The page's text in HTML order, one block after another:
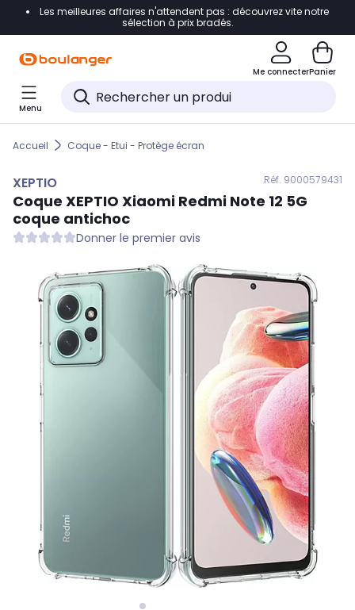
Accéder directement à la navigation
Accéder directement au pied de page
Accéder directement au chatbot
Les meilleures affaires n'attendent pas : découvrez vite notre
sélection à prix bradés.
Me connecterPanier
Menu
Accueil Coque - Etui - Protège écran
XEPTIO Réf. 9000579431
Coque XEPTIO Xiaomi Redmi Note 12 5G
coque antichoc
Donner le premier avis